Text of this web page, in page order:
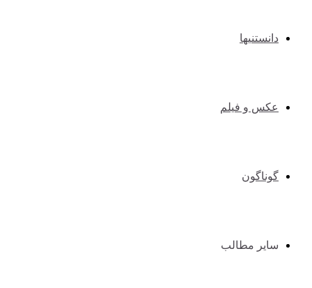
دانستنیها
عکس و فیلم
گوناگون
سایر مطالب